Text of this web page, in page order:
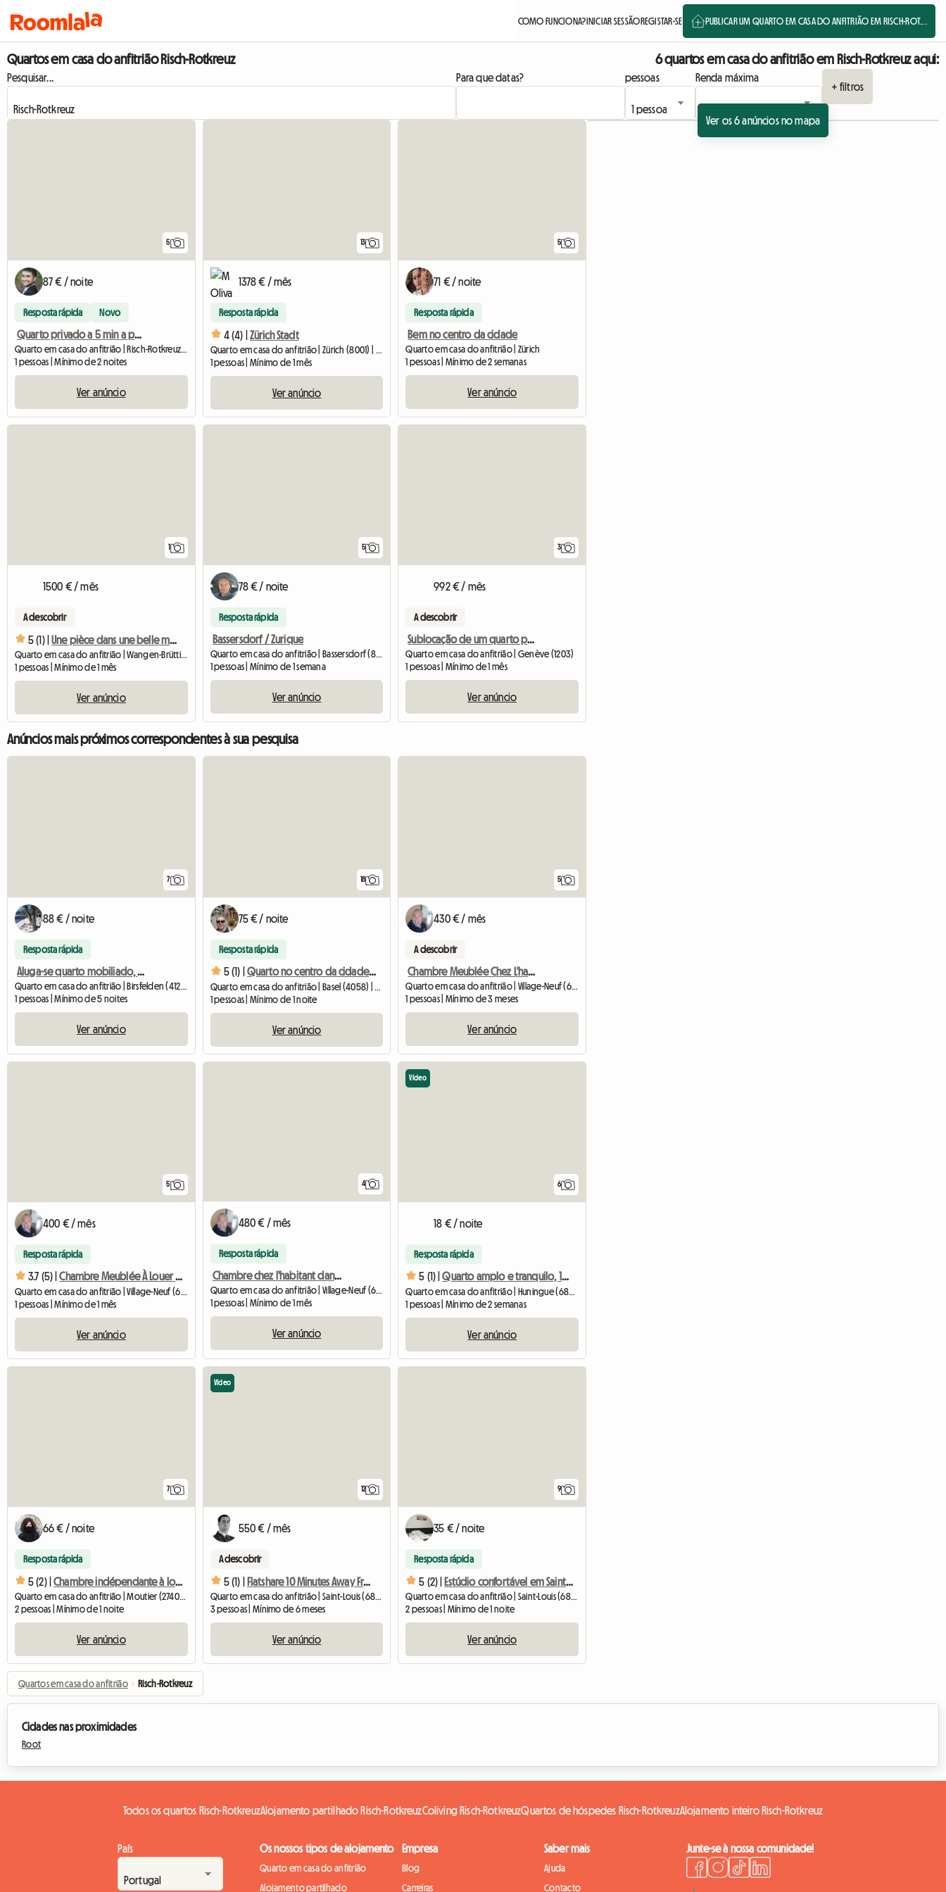
COMO FUNCIONA?INICIAR SESSÃOREGISTAR-SE PUBLICAR UM QUARTO EM CASA DO ANFITRIÃO EM RISCH-ROT...
Quartos em casa do anfitrião Risch-Rotkreuz 6 quartos em casa do anfitrião em Risch-Rotkreuz aqui:
Pesquisar... Para que datas? pessoas
Renda máxima
+ filtros
Ver os 6 anúncios no mapa
5
87 € / noite
Resposta rápida Novo
Quarto privado a 5 min a pé da estação de comboios
Quarto em casa do anfitrião | Risch-Rotkreuz (6343) | 15 M2
1 pessoas | Mínimo de 2 noites
Ver anúncio
13
1378 € / mês
Resposta rápida
4 (4) | Zürich Stadt
Quarto em casa do anfitrião | Zürich (8001) | 120 M2
1 pessoas | Mínimo de 1 mês
Ver anúncio
5
71 € / noite
Resposta rápida
Bem no centro da cidade
Quarto em casa do anfitrião | Zürich
1 pessoas | Mínimo de 2 semanas
Ver anúncio
1500 € / mês
A descobrir
5 (1) | Une pièce dans une belle maison
Quarto em casa do anfitrião | Wangen-Brüttisellen (8602) | 20 M2
1 pessoas | Mínimo de 1 mês
Ver anúncio
5
78 € / noite
Resposta rápida
Bassersdorf / Zurique
Quarto em casa do anfitrião | Bassersdorf (8303) | 18 M2
1 pessoas | Mínimo de 1 semana
Ver anúncio
3
992 € / mês
A descobrir
Sublocação de um quarto por 1 mês
Quarto em casa do anfitrião | Genève (1203)
1 pessoas | Mínimo de 1 mês
Ver anúncio
Anúncios mais próximos correspondentes à sua pesquisa
7
88 € / noite
Resposta rápida
Aluga-se quarto mobiliado, banheiro luxuoso, jardim - Birsfelde
1 pessoas | Mínimo de 5 noites
Ver anúncio
18
75 € / noite
Resposta rápida
5 (1) | Quarto no centro da cidade, perto do Reno, em localização privilegiada
1 pessoas | Mínimo de 1 noite
Ver anúncio
5
430 € / mês
A descobrir
Chambre Meublée Chez L'habitant
Quarto em casa do anfitrião | Village-Neuf (68128) | 80 M2
1 pessoas | Mínimo de 3 meses
Ver anúncio
5
400 € / mês
Resposta rápida
3.7 (5) | Chambre Meublée À Louer Chez L'habitant
Quarto em casa do anfitrião | Village-Neuf (68128) | 70 M2
1 pessoas | Mínimo de 1 mês
Ver anúncio
4
480 € / mês
Resposta rápida
Chambre chez l'habitant dans une maison individuelle
Quarto em casa do anfitrião | Village-Neuf (68128) | 22 M2
1 pessoas | Mínimo de 1 mês
Ver anúncio
6
Vídeo
18 € / noite
Resposta rápida
5 (1) | Quarto amplo e tranquilo, 18 m2, totalmente equipado
Quarto em casa do anfitrião | Huningue (68330) | 18 M2
1 pessoas | Mínimo de 2 semanas
Ver anúncio
7
66 € / noite
Resposta rápida
5 (2) | Chambre indépendante à louer
Quarto em casa do anfitrião | Moutier (2740) | 23 M2
2 pessoas | Mínimo de 1 noite
Ver anúncio
12
Vídeo
550 € / mês
A descobrir
5 (1) | Flatshare 10 Minutes Away From Basel City
Quarto em casa do anfitrião | Saint-Louis (68300) | 13 M2
3 pessoas | Mínimo de 6 meses
Ver anúncio
9
35 € / noite
Resposta rápida
5 (2) | Estúdio confortável em Saint-Louis – cerca de Suiza (RM1221)
Quarto em casa do anfitrião | Saint-Louis (68300) | 25 M2
2 pessoas | Mínimo de 1 noite
Ver anúncio
Quartos em casa do anfitrião › Risch-Rotkreuz
Cidades nas proximidades
Root
Todos os quartos Risch-RotkreuzAlojamento partilhado Risch-RotkreuzColiving Risch-RotkreuzQuartos de hóspedes Risch-RotkreuzAlojamento inteiro Risch-Rotkreuz
País Os nossos tipos de alojamento
Quarto em casa do anfitrião
Alojamento partilhado
Empresa
Blog
Carreiras
Saber mais
Ajuda
Contacto
Junte-se à nossa comunidade!